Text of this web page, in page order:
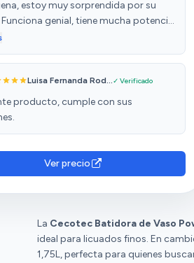
estoy muy sorprendida por su
genial, tiene mucha potencia
perfectamente triturado. La
Totalmente recomendable, una
calidad-precio.
Luisa Fernanda Rod...✓ Verificado
producto, cumple con sus
Ver precio
La Cecotec Batidora de Vaso
ideal para licuados finos. En
1,75L, perfecta para quienes